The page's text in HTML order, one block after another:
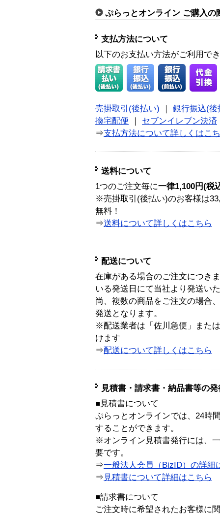
ぷらっとオンライン ご購入の
支払方法について
以下のお支払い方法がご利用で
売掛取引(後払い)
銀行振込(後
換宅配便
セブンイレブン決済
⇒支払方法について詳しくはこ
送料について
1つのご注文毎に一律1,100円(税
※売掛取引(後払い)のお客様は
無料！
⇒送料について詳しくはこちら
配送について
在庫がある場合のご注文につき
いる発送日にて当社より発送い
尚、複数の商品をご注文の場合
発送となります。
※配送業者は「佐川急便」また
けます
⇒配送について詳しくはこちら
見積書・請求書・納品書等の
■見積書について
ぷらっとオンラインでは、24時
することができます。
※オンライン見積書発行には、
要です。
⇒一般法人会員（BizID）の詳細
⇒ 見積書について詳細はこちら
■請求書について
ご注文時に希望されたお客様に